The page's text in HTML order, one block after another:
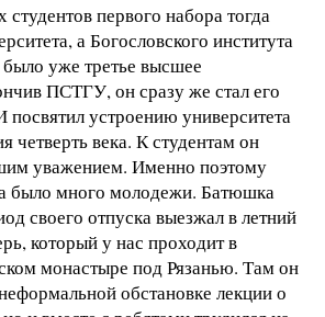
первого набора тогда
а Богословского института
было уже третье высшее
ПСТГУ, он сразу же стал его
посвятил устроению университета
четверть века. К студентам он
уважением. Именно поэтому
было много молодежи. Батюшка
своего отпуска выезжал в летний
который у нас проходит в
монастыре под Рязанью. Там он
обстановке лекции о